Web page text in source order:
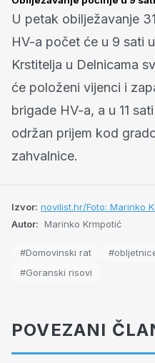
U petak obilježavanje
HV-a počet će u 9 sati
Krstitelja u Delnicama
će položeni vijenci i
brigade HV-a, a u 11
održan prijem kod
zahvalnice.
Izvor: novilist.hr/Foto: Marinko
Autor: Marinko Krmpotić
#Domovinski rat
#Goranski risovi
POVEZANI